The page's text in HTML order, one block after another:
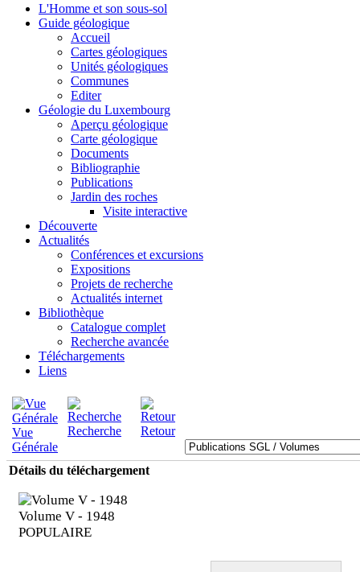
L'Homme et son sous-sol
Guide géologique
Accueil
Cartes géologiques
Unités géologiques
Communes
Editer
Géologie du Luxembourg
Aperçu géologique
Carte géologique
Documents
Bibliographie
Publications
Jardin des roches
Visite interactive
Découverte
Actualités
Conférences et excursions
Expositions
Projets de recherche
Actualités internet
Bibliothèque
Catalogue complet
Recherche avancée
Téléchargements
Liens
Vue
Générale
Recherche Retour
Détails du téléchargement
Volume V - 1948
POPULAIRE